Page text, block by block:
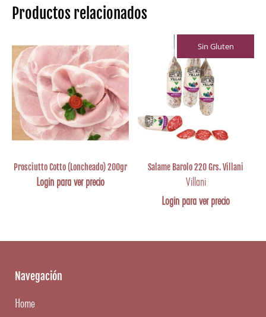
Productos relacionados
Prosciutto Cotto (Loncheado) 200gr
Login para ver precio
Sin Gluten
Salame Barolo 220 Grs. Villani
Villani
Login para ver precio
Navegación
Home